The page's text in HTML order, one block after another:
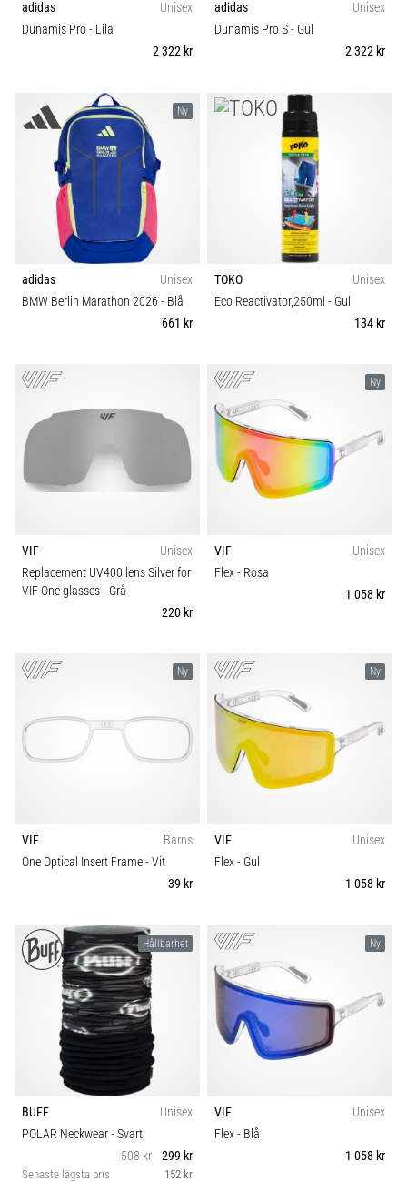
plantar
fasciit.
5. 8. 2026
9 min. läsning
Kolhydratladdning:
påverkar
det
löpprestandan?
att
kolhydratuppladdning
förbättrar
uthållighetsprestationen.
Är
verkligen
reda
på
vad…
alla
adidas
Unisex
Dunamis Pro- Lila
2 322 kr
adidas
Unisex
Dunamis Pro S- Gul
2 322 kr
Ny
adidas
Unisex
BMW Berlin Marathon 2026 - Blå
661 kr
TOKO
Unisex
Eco Reactivator,250ml - Gul
134 kr
VIF
Unisex
Replacement UV400 lens Silver for
VIF One glasses- Grå
220 kr
Ny
VIF
Unisex
Flex- Rosa
1 058 kr
Ny
VIF
Barns
One Optical Insert Frame- Vit
39 kr
Ny
VIF
Unisex
Flex- Gul
1 058 kr
Hållbarhet
BUFF
Unisex
POLAR Neckwear- Svart
508 kr
299 kr
Senaste lägsta pris 152 kr
Ny
VIF
Unisex
Flex- Blå
1 058 kr